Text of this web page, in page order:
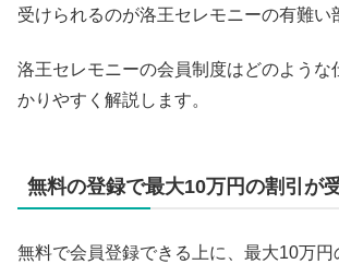
受けられるのが洛王セレモニーの有難い
洛王セレモニーの会員制度はどのような
かりやすく解説します。
無料の登録で最大10万円の割引が
無料で会員登録できる上に、最大10万円